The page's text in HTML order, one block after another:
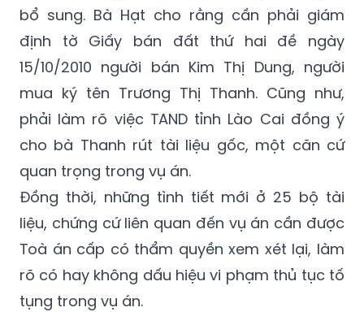
bổ sung. Bà Hạt cho rằng cần phải giám
định tờ Giấy bán đất thứ hai đề ngày
15/10/2010 người bán Kim Thị Dung, người
mua ký tên Trương Thị Thanh. Cũng như,
phải làm rõ việc TAND tỉnh Lào Cai đồng ý
cho bà Thanh rút tài liệu gốc, một căn cứ
quan trọng trong vụ án.
Đồng thời, những tình tiết mới ở 25 bộ tài
liệu, chứng cứ liên quan đến vụ án cần được
Toà án cấp có thẩm quyền xem xét lại, làm
rõ có hay không dấu hiệu vi phạm thủ tục tố
tụng trong vụ án.